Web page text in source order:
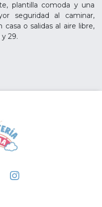
plantilla comoda y una
seguridad al caminar,
casa o salidas al aire libre,
29.